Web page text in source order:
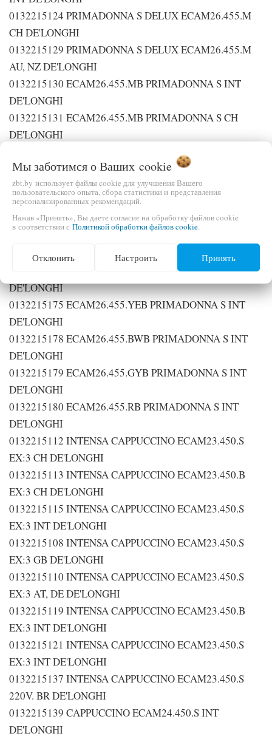
0132215124 PRIMADONNA S DELUX ECAM26.455.M
CH DE'LONGHI
0132215129 PRIMADONNA S DELUX ECAM26.455.M
AU, NZ DE'LONGHI
0132215130 ECAM26.455.MB PRIMADONNA S INT
DE'LONGHI
0132215131 ECAM26.455.MB PRIMADONNA S CH
DE'LONGHI
0132215135 PRIMADONNA DE LUXE ECAM26.455.C
INT DE'LONGHI
0132215146 ECAM26.455.BLB PRIMADONNA S INT
DE'LONGHI
0132215161 ECAM26.455.B INT DE'LONGHI
DE'LONGHI
0132215174 ECAM26.455.WB PRIMADONNA S INT
DE'LONGHI
0132215175 ECAM26.455.YEB PRIMADONNA S INT
DE'LONGHI
0132215178 ECAM26.455.BWB PRIMADONNA S INT
DE'LONGHI
0132215179 ECAM26.455.GYB PRIMADONNA S INT
DE'LONGHI
0132215180 ECAM26.455.RB PRIMADONNA S INT
DE'LONGHI
0132215112 INTENSA CAPPUCCINO ECAM23.450.S
EX:3 CH DE'LONGHI
0132215113 INTENSA CAPPUCCINO ECAM23.450.B
EX:3 CH DE'LONGHI
0132215115 INTENSA CAPPUCCINO ECAM23.450.S
EX:3 INT DE'LONGHI
0132215108 INTENSA CAPPUCCINO ECAM23.450.S
EX:3 GB DE'LONGHI
0132215110 INTENSA CAPPUCCINO ECAM23.450.S
EX:3 AT, DE DE'LONGHI
0132215119 INTENSA CAPPUCCINO ECAM23.450.B
EX:3 INT DE'LONGHI
0132215121 INTENSA CAPPUCCINO ECAM23.450.S
EX:3 INT DE'LONGHI
0132215137 INTENSA CAPPUCCINO ECAM23.450.S
220V. BR DE'LONGHI
0132215139 CAPPUCCINO ECAM24.450.S INT
DE'LONGHI
Мы заботимся о Ваших cookie
zbt.by использует файлы cookie для улучшения Вашего
пользовательского опыта, сбора статистики и представления
персонализированных рекомендаций.
Нажав «Принять», Вы даете согласие на обработку файлов cookie
в соответствии с Политикой обработки файлов cookie.
Отклонить Настроить Принять